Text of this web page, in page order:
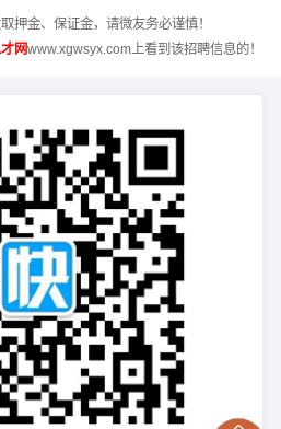
押金、保证金，请微友务必谨慎！
网www.xgwsyx.com上看到该招聘信息的！